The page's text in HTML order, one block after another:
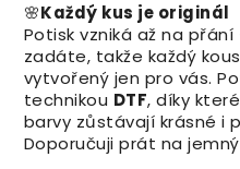
🌸Každý kus je originál
Potisk vzniká až na
zadáte, takže každý
vytvořený jen pro vás.
technikou DTF, díky
barvy zůstávají krásné i
Doporučuji prát na